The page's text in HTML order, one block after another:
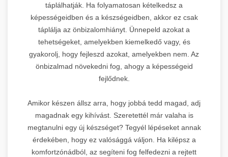
táplálhatják. Ha folyamatosan kételkedsz a
képességeidben és a készségeidben, akkor ez csak
táplálja az önbizalomhiányt. Ünnepeld azokat a
tehetségeket, amelyekben kiemelkedő vagy, és
gyakorolj, hogy fejleszd azokat, amelyekben nem. Az
önbizalmad növekedni fog, ahogy a képességeid
fejlődnek.
Amikor készen állsz arra, hogy jobbá tedd magad, adj
magadnak egy kihívást. Szeretettél már valaha is
megtanulni egy új készséget? Tegyél lépéseket annak
érdekében, hogy ez valósággá váljon. Ha kilépsz a
komfortzónádból, az segíteni fog felfedezni a rejtett